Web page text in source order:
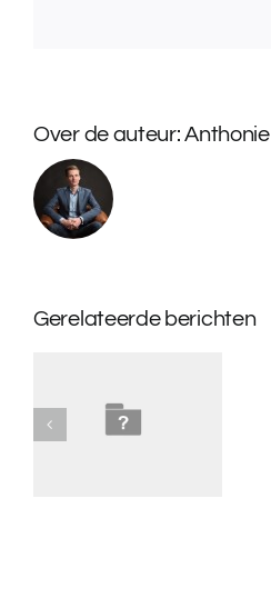
Over de auteur:Anthonie
Gerelateerde berichten